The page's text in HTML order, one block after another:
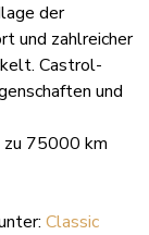
der
und zahlreicher
Castrol-
und
zu 75000 km
Classic